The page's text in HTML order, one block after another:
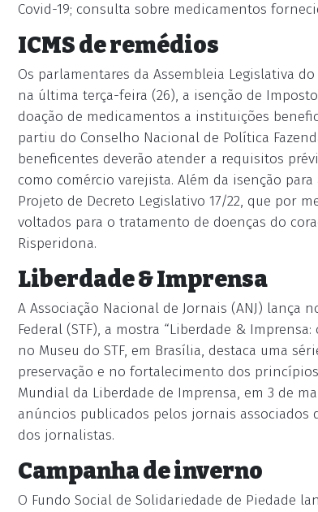
Covid-19; consulta sobre medicamentos
ICMS de remédios
Os parlamentares da Assembleia Legislativa
na última terça-feira (26), a isenção de
doação de medicamentos a instituições
partiu do Conselho Nacional de Política
beneficentes deverão atender a requisitos
como comércio varejista. Além da isenção
Projeto de Decreto Legislativo 17/22, que por
voltados para o tratamento de doenças do
Risperidona.
Liberdade & Imprensa
A Associação Nacional de Jornais (ANJ) lança
Federal (STF), a mostra “Liberdade &
no Museu do STF, em Brasília, destaca uma
preservação e no fortalecimento dos
Mundial da Liberdade de Imprensa, em 3 de
anúncios publicados pelos jornais associados
dos jornalistas.
Campanha de inverno
O Fundo Social de Solidariedade de Piedade